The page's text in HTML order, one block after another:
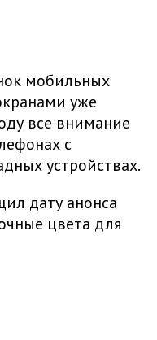
мобильных
уже
все внимание
с
устройствах.
дату анонса
цвета для